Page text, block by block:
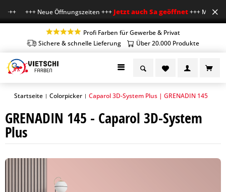
+++ Neue Öffnungszeiten +++Jetzt auch Sa geöffnet+++ Mo-Fr 7-18
Profi Farben für Gewerbe & Privat
Sichere & schnelle Lieferung
Über 20.000 Produkte
Startseite | Colorpicker | Caparol 3D-System Plus | GRENADIN 145
GRENADIN 145 - Caparol 3D-System
Plus